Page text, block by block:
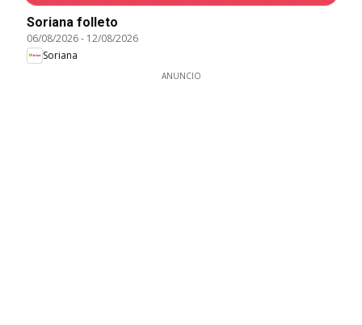
Soriana folleto
06/08/2026- 12/08/2026
Soriana
ANUNCIO